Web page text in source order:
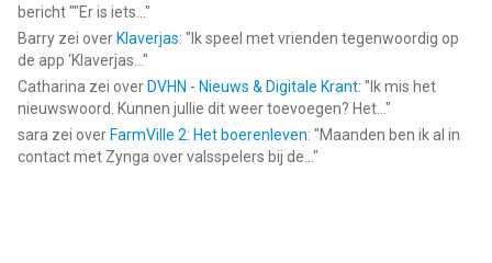
bericht ""Er is iets... "
Barry zei over Klaverjas: " Ik speel met vrienden tegenwoordig op
de app ‘Klaverjas... "
Catharina zei over DVHN - Nieuws & Digitale Krant: " Ik mis het
nieuwswoord. Kunnen jullie dit weer toevoegen? Het... "
sara zei over FarmVille 2: Het boerenleven: "Maanden ben ik al in
contact met Zynga over valsspelers bij de... "